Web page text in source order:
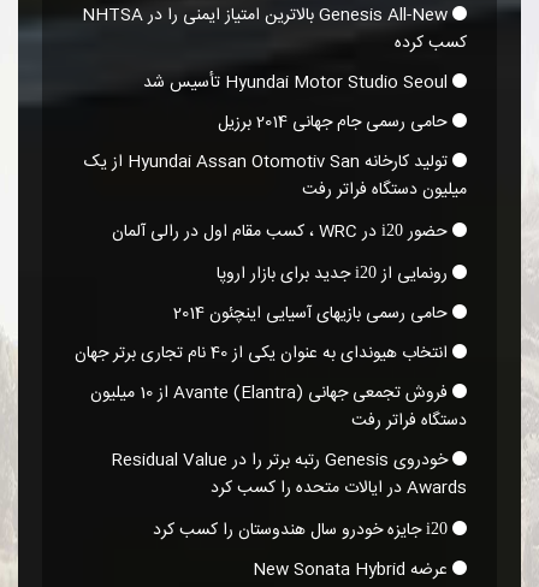
Genesis All-New بالاترین امتیاز ایمنی را در NHTSA
کسب کرده
Hyundai Motor Studio Seoul تأسیس شد
حامی رسمی جام جهانی 2014 برزیل
تولید کارخانه Hyundai Assan Otomotiv San از یک
میلیون دستگاه فراتر رفت
حضور i20در WRC ، کسب مقام اول در رالی آلمان
رونمایی از i20جدید برای بازار اروپا
حامی رسمی بازیهای آسیایی اینچئون 2014
انتخاب هیوندای به عنوان یکی از 40 نام تجاری برتر جهان
فروش تجمعی جهانی Avante (Elantra)‎ از 10 میلیون
دستگاه فراتر رفت
خودروی Genesis رتبه برتر را در Residual Value
Awards در ایالات متحده را کسب کرد
i20جایزه خودرو سال هندوستان را کسب کرد
عرضه New Sonata Hybrid